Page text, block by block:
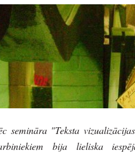
semināra "Teksta
bija lieliska